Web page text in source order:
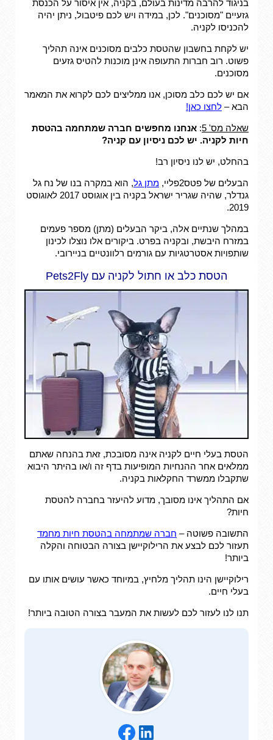
בניגוד להרבה מדינות בעולם, בקניה, אין איסור על הכנסת
גזעיים "מסוכנים". לכן, במידה ויש לכם פיטבול, ניתן יהיה
להכניסו לקניה.
יש לקחת בחשבון שהטסת כלבים מסוכנים אינה תהליך
פשוט. רוב חברות התעופה אינן מוכנות להטיס גזעים
מסוכנים.
אם יש לכם כלב מסוכן, אנו ממליצים לכם לקרוא את המאמר
הבא – לחצו כאן!
שאלה מס' 5 : אנחנו מחפשים חברה שמתחמה בהטסת
חיות לקניה. יש לכם ניסיון עם קניה?
בהחלט, יש לנו ניסיון רב!
הבעלים של פטס2פליי, מתן גל, הוא במקרה בנו של נח גל
גנדלר, שהיה שגריר ישראל בקניה בין אוגוסט 2017 לאוגוסט
2019.
במהלך שנתיים אלה, ביקר הבעלים (מתן) מספר פעמים
במזרח היבשת, ובקניה בפרט. ביקורים אלו נוצלו לכינון
שותפויות אסטרטגיות עם גורמים רלוונטיים בניירובי.
הטסת כלב או חתול לקניה עם Pets2Fly
הטסת בעלי חיים לקניה אינה מסובכת, זאת בהנחה שאתם
ממלאים אחר ההנחיות המופיעות בדף זה ו/או בהיתר היבוא
שתקבלו ממשרד החקלאות בקניה.
אם התהליך אינו מסובך, מדוע להיעזר בחברה להטסת
חיות?
התשובה פשוטה – חברה שמתמחה בהטסת חיות מחמד
תעזור לכם לבצע את הרילוקיישן בצורה הבטוחה והקלה
ביותר!
רילוקיישן הינו תהליך מלחיץ, במיוחד כאשר עושים אותו עם
בעלי חיים.
תנו לנו לעזור לכם לעשות את המעבר בצורה הטובה ביותר!